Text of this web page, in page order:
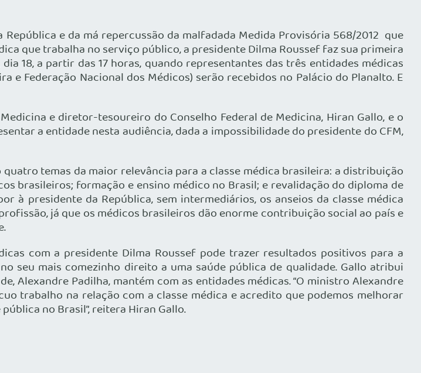
e da má repercussão da malfadada Medida Provisória 568/2012 que
que trabalha no serviço público, a presidente Dilma Roussef faz sua primeira
18, a partir das 17 horas, quando representantes das três entidades médicas
e Federação Nacional dos Médicos) serão recebidos no Palácio do Planalto. E
e diretor-tesoureiro do Conselho Federal de Medicina, Hiran Gallo, e o
a entidade nesta audiência, dada a impossibilidade do presidente do CFM,
temas da maior relevância para a classe médica brasileira: a distribuição
brasileiros; formação e ensino médico no Brasil; e revalidação do diploma de
à presidente da República, sem intermediários, os anseios da classe médica
já que os médicos brasileiros dão enorme contribuição social ao país e
com a presidente Dilma Roussef pode trazer resultados positivos para a
seu mais comezinho direito a uma saúde pública de qualidade. Gallo atribui
Alexandre Padilha, mantém com as entidades médicas. “O ministro Alexandre
trabalho na relação com a classe médica e acredito que podemos melhorar
no Brasil”, reitera Hiran Gallo.